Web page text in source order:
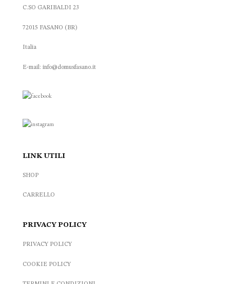
C.SO GARIBALDI 23
72015 FASANO (BR)
Italia
E-mail: info@domusfasano.it
LINK UTILI
SHOP
CARRELLO
PRIVACY POLICY
PRIVACY POLICY
COOKIE POLICY